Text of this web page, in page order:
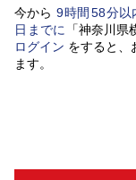
今から 9時間 58分以
日 までに 「神奈川県
ログイン をすると、
ます。